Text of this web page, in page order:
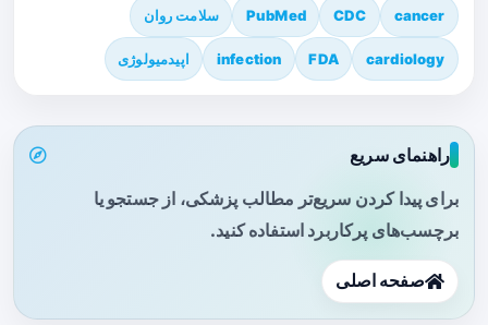
cancer
CDC
PubMed سلامت روان
cardiology
FDA
infection اپیدمیولوژی
راهنمای سریع
برای پیدا کردن سریع‌تر مطالب پزشکی، از جستجو یا
برچسب‌های پرکاربرد استفاده کنید.
صفحه اصلی